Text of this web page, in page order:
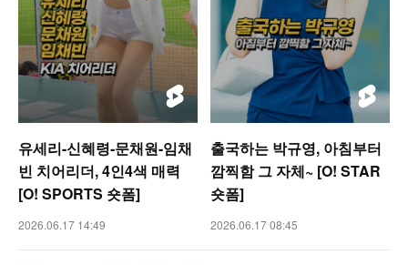
유세리-신혜령-문채원-임채
빈 치어리더, 4인4색 매력
[O! SPORTS 숏폼]
2026.06.17 14:49
출국하는 박규영, 아침부터
깜찍함 그 자체~ [O! STAR
숏폼]
2026.06.17 08:45